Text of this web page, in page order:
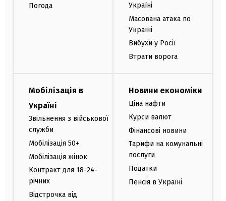
Погода
Україні
Масована атака по
Україні
Вибухи у Росії
Втрати ворога
Мобілізація в
Україні
Звільнення з військової
служби
Мобілізація 50+
Мобілізація жінок
Контракт для 18-24-
річних
Відстрочка від
Новини економіки
Ціна нафти
Курси валют
Фінансові новини
Тарифи на комунальні
послуги
Податки
Пенсія в Україні